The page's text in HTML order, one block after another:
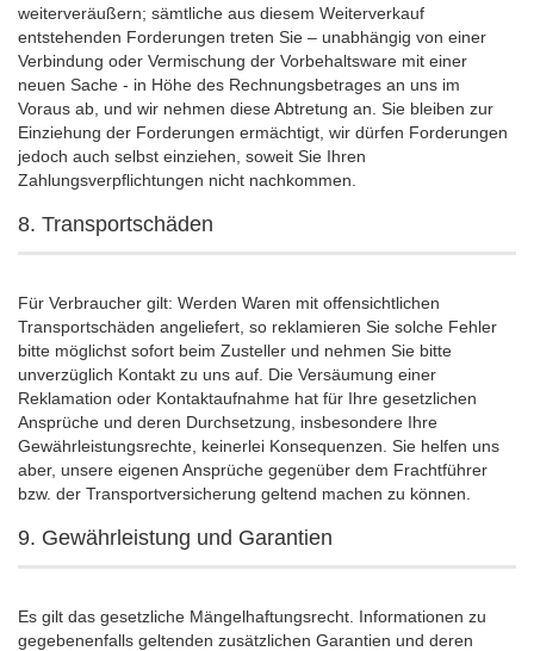
weiterveräußern; sämtliche aus diesem Weiterverkauf
entstehenden Forderungen treten Sie – unabhängig von einer
Verbindung oder Vermischung der Vorbehaltsware mit einer
neuen Sache - in Höhe des Rechnungsbetrages an uns im
Voraus ab, und wir nehmen diese Abtretung an. Sie bleiben zur
Einziehung der Forderungen ermächtigt, wir dürfen Forderungen
jedoch auch selbst einziehen, soweit Sie Ihren
Zahlungsverpflichtungen nicht nachkommen.
8. Transportschäden
Für Verbraucher gilt: Werden Waren mit offensichtlichen
Transportschäden angeliefert, so reklamieren Sie solche Fehler
bitte möglichst sofort beim Zusteller und nehmen Sie bitte
unverzüglich Kontakt zu uns auf. Die Versäumung einer
Reklamation oder Kontaktaufnahme hat für Ihre gesetzlichen
Ansprüche und deren Durchsetzung, insbesondere Ihre
Gewährleistungsrechte, keinerlei Konsequenzen. Sie helfen uns
aber, unsere eigenen Ansprüche gegenüber dem Frachtführer
bzw. der Transportversicherung geltend machen zu können.
9. Gewährleistung und Garantien
Es gilt das gesetzliche Mängelhaftungsrecht. Informationen zu
gegebenenfalls geltenden zusätzlichen Garantien und deren